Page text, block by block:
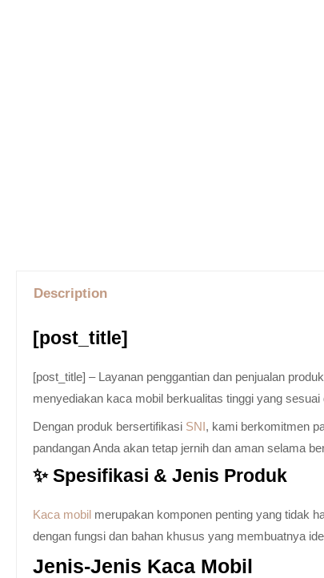
Description
[post_title]
[post_title] – Layanan penggantian dan penjualan
menyediakan kaca mobil berkualitas tinggi yang
Dengan produk bersertifikasi SNI, kami berkomitmen
pandangan Anda akan tetap jernih dan aman selama
✨ Spesifikasi & Jenis Produk
Kaca mobilmerupakan komponen penting yang tidak
dengan fungsi dan bahan khusus yang membuatnya
Jenis-Jenis Kaca Mobil